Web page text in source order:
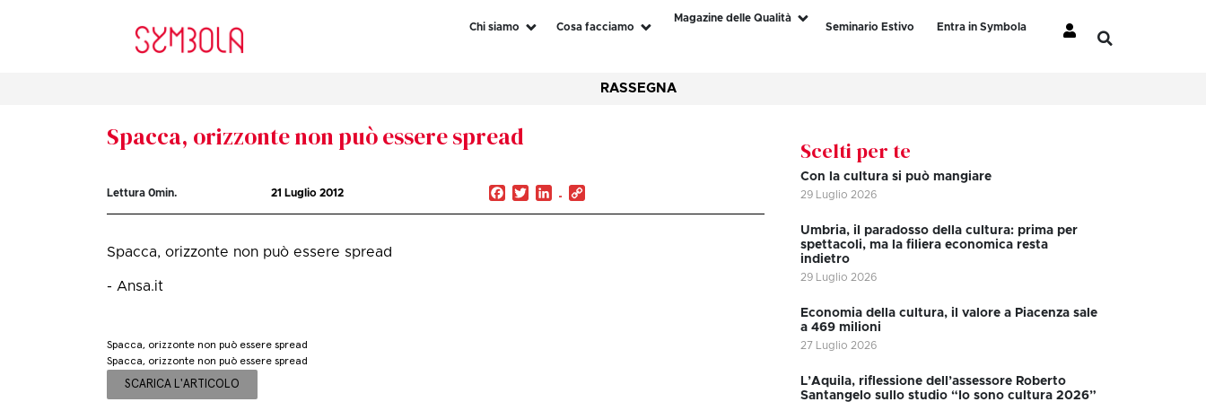
Chi siamo Cosa facciamo
Magazine delle Qualità
Seminario Estivo
Entra in Symbola
RASSEGNA
Spacca, orizzonte non può essere spread
Lettura0min. 21 Luglio 2012 Facebook
TwitterLinkedIn
Spacca, orizzonte non può essere spread
- Ansa.it
Spacca, orizzonte non può essere spread
Spacca, orizzonte non può essere spread
SCARICA L'ARTICOLO
Scelti per te
Con la cultura si può mangiare
29 Luglio 2026
Umbria, il paradosso della cultura: prima per
spettacoli, ma la filiera economica resta
indietro
29 Luglio 2026
Economia della cultura, il valore a Piacenza sale
a 469 milioni
27 Luglio 2026
L’Aquila, riflessione dell’assessore Roberto
Santangelo sullo studio “Io sono cultura 2026”